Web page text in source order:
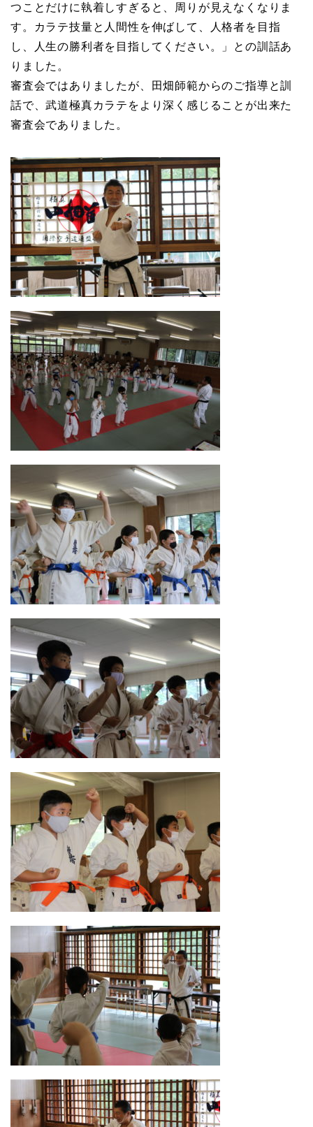
つことだけに執着しすぎると、周りが見えなくなりま
す。カラテ技量と人間性を伸ばして、人格者を目指
し、人生の勝利者を目指してください。」との訓話あ
りました。
審査会ではありましたが、田畑師範からのご指導と訓
話で、武道極真カラテをより深く感じることが出来た
審査会でありました。